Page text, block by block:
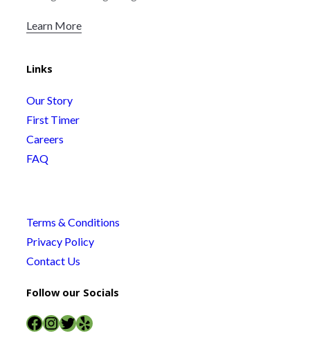
Learn More
Links
Our Story
First Timer
Careers
FAQ
Terms & Conditions
Privacy Policy
Contact Us
Follow our Socials
Facebook InstagramTwitter Yelp